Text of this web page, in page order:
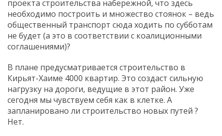
проекта строительства набережной, что здесь
необходимо построить и множество стоянок – ведь
общественный транспорт сюда ходить по субботам
не будет (а это в соответствии с коалиционными
соглашениями)?
В плане предусматривается строительство в
Кирьят-Хаиме 4000 квартир. Это создаст сильную
нагрузку на дороги, ведущие в этот район. Уже
сегодня мы чувствуем себя как в клетке. А
запланировано ли строительство новых путей ?
Нет.